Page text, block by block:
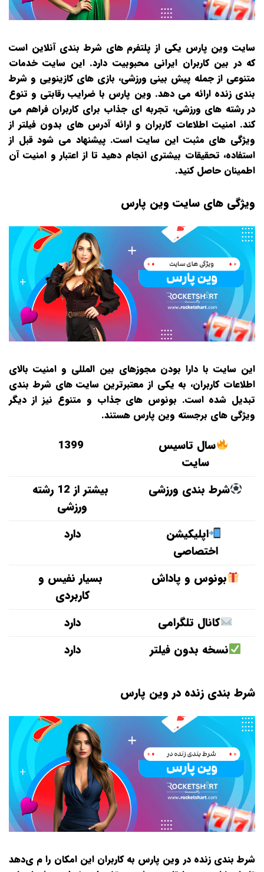
سایت وین پارس یکی از پلتفرم‌ های شرط‌ بندی آنلاین است
که در بین کاربران ایرانی محبوبیت دارد. این سایت خدمات
متنوعی از جمله پیش‌ بینی ورزشی، بازی‌ های کازینویی و شرط‌
بندی زنده ارائه می‌ دهد. وین پارس با ضرایب رقابتی و تنوع
در رشته‌ های ورزشی، تجربه‌ ای جذاب برای کاربران فراهم می‌
کند. امنیت اطلاعات کاربران و ارائه آدرس‌ های بدون فیلتر از
ویژگی‌ های مثبت این سایت است. پیشنهاد می‌ شود قبل از
استفاده، تحقیقات بیشتری انجام دهید تا از اعتبار و امنیت آن
اطمینان حاصل کنید.
ویژگی های سایت وین پارس
این سایت با دارا بودن مجوزهای بین‌ المللی و امنیت بالای
اطلاعات کاربران، به یکی از معتبرترین سایت‌ های شرط‌ بندی
تبدیل شده است. بونوس‌ های جذاب و متنوع نیز از دیگر
ویژگی‌ های برجسته وین پارس هستند.
سال تاسیس
سایت
1399
شرط بندی ورزشی
بیشتر از 12 رشته
ورزشی
اپلیکیشن
اختصاصی
دارد
بونوس و پاداش
بسیار نفیس و
کاربردی
کانال تلگرامی
دارد
نسخه بدون فیلتر
دارد
شرط بندی زنده در وین پارس
شرط‌ بندی زنده در وین پارس به کاربران این امکان را م ی‌دهد